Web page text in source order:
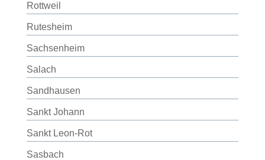
Rottweil
Rutesheim
Sachsenheim
Salach
Sandhausen
Sankt Johann
Sankt Leon-Rot
Sasbach